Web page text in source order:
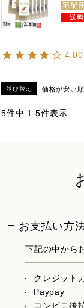
宅配便
4.00
並び替え 価格が安い順
5件中 1 -5件表示
お支払い方
下記の中から
クレジット
Paypay
コンビニ後